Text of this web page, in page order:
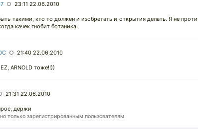
○ 23:11 22.06.2010
такими, кто то должен и изобретать и открытия делать. Я не
качек гнобит ботаника.
○ 21:40 22.06.2010
ARNOLD тоже!!))
21:31 22.06.2010
держи
только зарегистрированным пользователям